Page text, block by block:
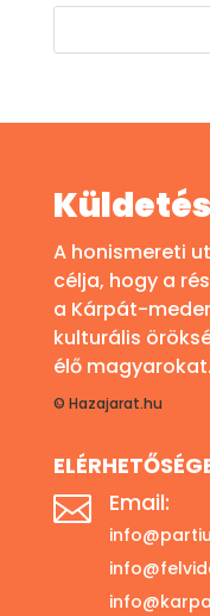
A honismereti
célja, hogy a
a Kárpát-
kulturális
élő magyarokat.
© Hazajarat.hu
 Email: